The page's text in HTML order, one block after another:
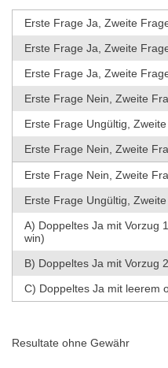
Erste Frage Ja, Zweite
Erste Frage Ja, Zweite
Erste Frage Ja, Zweite
Erste Frage Nein, Zweite
Erste Frage Ungültig,
Erste Frage Nein, Zweite
Erste Frage Nein, Zweite
Erste Frage Ungültig,
A) Doppeltes Ja mit Vorzug
win)
B) Doppeltes Ja mit Vorzug
C) Doppeltes Ja mit leerem
Resultate ohne Gewähr